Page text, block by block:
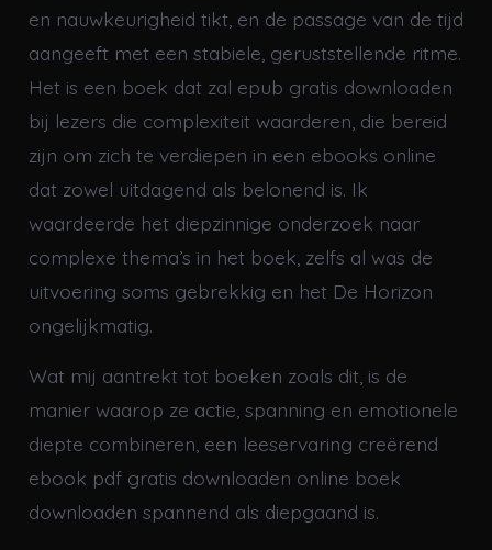
en nauwkeurigheid tikt, en de passage van de tijd
aangeeft met een stabiele, geruststellende ritme.
Het is een boek dat zal epub gratis downloaden
bij lezers die complexiteit waarderen, die bereid
zijn om zich te verdiepen in een ebooks online
dat zowel uitdagend als belonend is. Ik
waardeerde het diepzinnige onderzoek naar
complexe thema’s in het boek, zelfs al was de
uitvoering soms gebrekkig en het De Horizon
ongelijkmatig.
Wat mij aantrekt tot boeken zoals dit, is de
manier waarop ze actie, spanning en emotionele
diepte combineren, een leeservaring creërend
ebook pdf gratis downloaden online boek
downloaden spannend als diepgaand is.